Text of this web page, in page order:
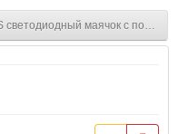
мигающим светом и
светодиодный маячок с